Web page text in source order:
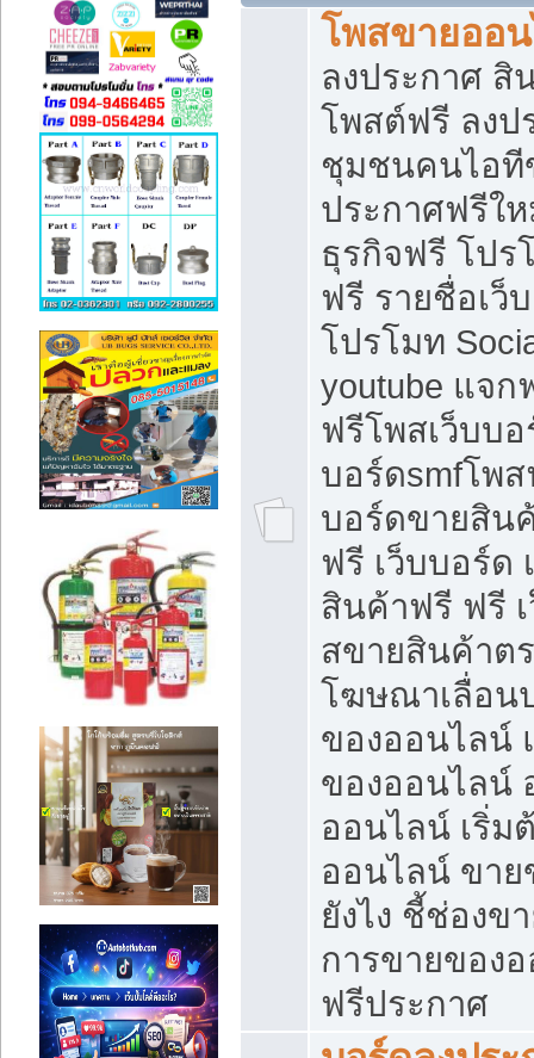
โพสขายออ
ลงประกาศ สิ
โพสต์ฟรี ลงป
ชุมชนคนไอที
ประกาศฟรีใ
ธุรกิจฟรี โป
ฟรี รายชื่อเว็
โปรโมท
youtube แจก
ฟรีโพสเว็บบอ
บอร์ดsmfโพ
บอร์ดขายสิน
ฟรี เว็บบอร์ด
สินค้าฟรี ฟรี
สขายสินค้าต
โฆษณาเลื่อน
ของออนไลน์
ของออนไลน์
ออนไลน์ เริ่ม
ออนไลน์ ขาย
ยังไง ชี้ช่องข
การขายของ
ฟรีประกาศ